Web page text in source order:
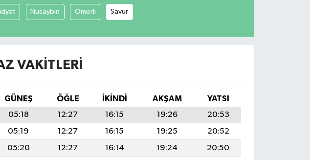
Nusaybin Ömerli Savur
VAKITLERI
GÜNEŞ ÖĞLE İKINDI AKŞAM
YATSI
05:18 12:27 16:15 19:26
20:53
05:19 12:27 16:15 19:25
20:52
05:20 12:27 16:14 19:24
20:50